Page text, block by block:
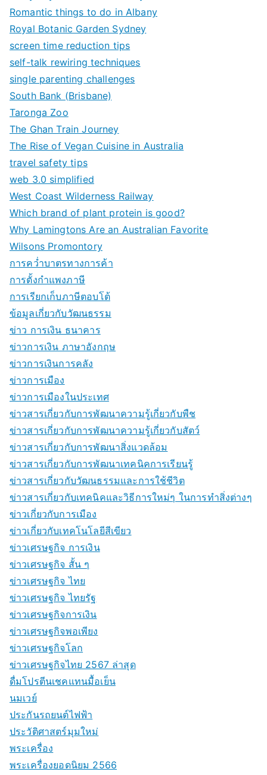
Romantic things to do in Albany
Royal Botanic Garden Sydney
screen time reduction tips
self-talk rewiring techniques
single parenting challenges
South Bank (Brisbane)
Taronga Zoo
The Ghan Train Journey
The Rise of Vegan Cuisine in Australia
travel safety tips
web 3.0 simplified
West Coast Wilderness Railway
Which brand of plant protein is good?
Why Lamingtons Are an Australian Favorite
Wilsons Promontory
การคว่ำบาตรทางการค้า
การตั้งกำแพงภาษี
การเรียกเก็บภาษีตอบโต้
ข้อมูลเกี่ยวกับวัฒนธรรม
ข่าว การเงิน ธนาคาร
ข่าวการเงิน ภาษาอังกฤษ
ข่าวการเงินการคลัง
ข่าวการเมือง
ข่าวการเมืองในประเทศ
ข่าวสารเกี่ยวกับการพัฒนาความรู้เกี่ยวกับพืช
ข่าวสารเกี่ยวกับการพัฒนาความรู้เกี่ยวกับสัตว์
ข่าวสารเกี่ยวกับการพัฒนาสิ่งแวดล้อม
ข่าวสารเกี่ยวกับการพัฒนาเทคนิคการเรียนรู้
ข่าวสารเกี่ยวกับวัฒนธรรมและการใช้ชีวิต
ข่าวสารเกี่ยวกับเทคนิคและวิธีการใหม่ๆ ในการทำสิ่งต่างๆ
ข่าวเกี่ยวกับการเมือง
ข่าวเกี่ยวกับเทคโนโลยีสีเขียว
ข่าวเศรษฐกิจ การเงิน
ข่าวเศรษฐกิจ สั้น ๆ
ข่าวเศรษฐกิจ ไทย
ข่าวเศรษฐกิจ ไทยรัฐ
ข่าวเศรษฐกิจการเงิน
ข่าวเศรษฐกิจพอเพียง
ข่าวเศรษฐกิจโลก
ข่าวเศรษฐกิจไทย 2567 ล่าสุด
ดื่มโปรตีนเชคแทนมื้อเย็น
นมเวย์
ประกันรถยนต์ไฟฟ้า
ประวัติศาสตร์มุมใหม่
พระเครื่อง
พระเครื่องยอดนิยม 2566